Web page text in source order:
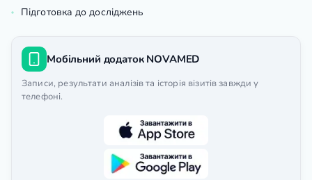
Підготовка до досліджень
Мобільний додаток NOVAMED
Записи, результати аналізів та історія візитів завжди у
телефоні.